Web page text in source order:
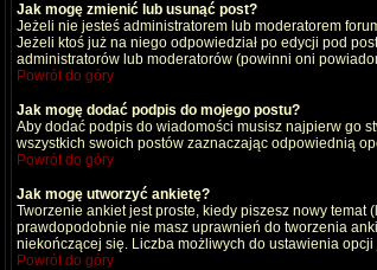
Jak mogę zmienić lub usunąć post?
Jeżeli nie jesteś administratorem lub moderatorem
Jeżeli ktoś już na niego odpowiedział po edycji pod
administratorów lub moderatorów (powinni oni
Powrót do góry
Jak mogę dodać podpis do mojego postu?
Aby dodać podpis do wiadomości musisz najpierw go
wszystkich swoich postów zaznaczając odpowiednią
Powrót do góry
Jak mogę utworzyć ankietę?
Tworzenie ankiet jest proste, kiedy piszesz nowy
prawdopodobnie nie masz uprawnień do tworzenia
niekończącej się. Liczba możliwych do ustawienia
Powrót do góry